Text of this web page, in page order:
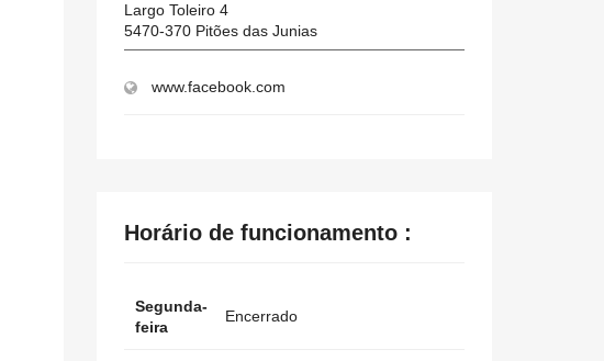
Largo Toleiro 4
5470-370 Pitões das Junias
www.facebook.com
Horário de funcionamento :
Segunda-
feira
Encerrado